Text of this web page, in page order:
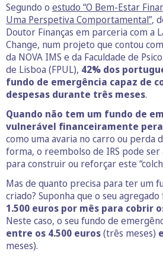
Segundo o estudo “O Bem-Estar
Uma Perspetiva Comportamental”,
Doutor Finanças em parceria com a
Change, num projeto que contou
da NOVA IMS e da Faculdade de
de Lisboa (FPUL), 42% dos
fundo de emergência capaz de
despesas durante três meses.
Quando não tem um fundo de
vulnerável financeiramente
como uma avaria no carro ou perda
forma, o reembolso de IRS pode
para construir ou reforçar este
Mas de quanto precisa para ter um
criado? Suponha que o seu
1.500 euros por mês para cobrir
Neste caso, o seu fundo de
entre os 4.500 euros(três meses)
meses).